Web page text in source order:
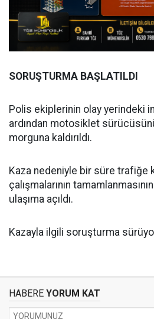
SORUŞTURMA BAŞLATILDI
Polis ekiplerinin olay yerindeki
ardından motosiklet
morguna kaldırıldı.
Kaza nedeniyle bir süre trafiğe
çalışmalarının
ulaşıma açıldı.
Kazayla ilgili soruşturma
HABERE YORUM KAT